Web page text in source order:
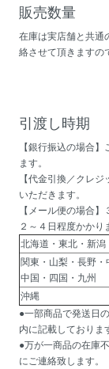
販売数量
在庫は実店舗と共通
絡させて頂きますの
引渡し時期
【銀行振込の場合
ます。
【代金引換／クレ
いただきます。
【メール便の場合
２～４日程度かかり
北海道・東北・新潟
関東・山梨・長野・
中国・四国・九州
沖縄
●一部商品で発送日
内に記載しておりま
●万が一商品の在庫
にご連絡致します。